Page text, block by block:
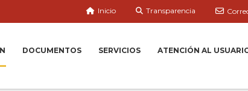
Transparencia
Inicio
DOCUMENTOS SERVICIOS ATENCIÓN AL